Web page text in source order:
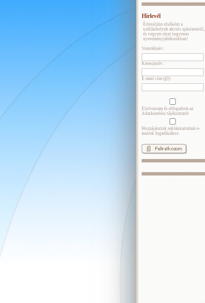
Hírlevél
Értesüljön elsőként a
szálláshelyek akciós ajánlatairól,
és vegyen részt ingyenes
nyereményjátékunkban!
Vezetéknév:
Keresztnév:
E-mail cím (@):
Elolvastam és elfogadom az
Adatkezelési tájékoztatót
Hozzájárulok reklámtartalmú e-
mailek fogadásához.